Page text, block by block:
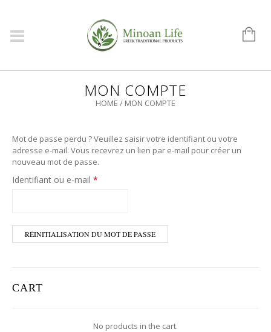
MON COMPTE
HOME / MON COMPTE
Mot de passe perdu ? Veuillez saisir votre identifiant ou votre
adresse e-mail. Vous recevrez un lien par e-mail pour créer un
nouveau mot de passe.
Identifiant ou e-mail *
RÉINITIALISATION DU MOT DE PASSE
CART
No products in the cart.